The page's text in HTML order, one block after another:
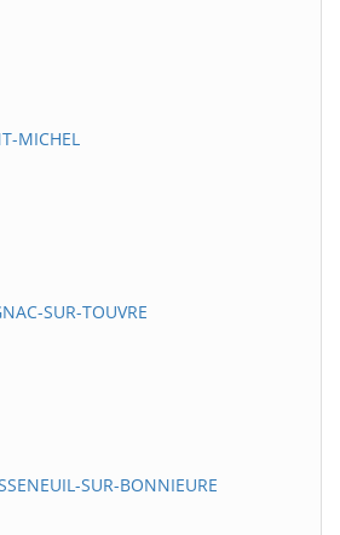
MICHEL
SUR-TOUVRE
SUR-BONNIEURE